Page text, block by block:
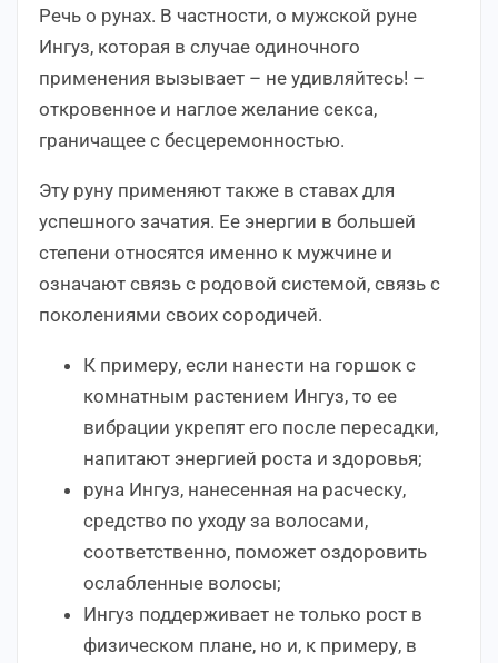
Речь о рунах. В частности, о мужской руне
Ингуз, которая в случае одиночного
применения вызывает – не удивляйтесь! –
откровенное и наглое желание секса,
граничащее с бесцеремонностью.
Эту руну применяют также в ставах для
успешного зачатия. Ее энергии в большей
степени относятся именно к мужчине и
означают связь с родовой системой, связь с
поколениями своих сородичей.
К примеру, если нанести на горшок с
комнатным растением Ингуз, то ее
вибрации укрепят его после пересадки,
напитают энергией роста и здоровья;
руна Ингуз, нанесенная на расческу,
средство по уходу за волосами,
соответственно, поможет оздоровить
ослабленные волосы;
Ингуз поддерживает не только рост в
физическом плане, но и, к примеру, в